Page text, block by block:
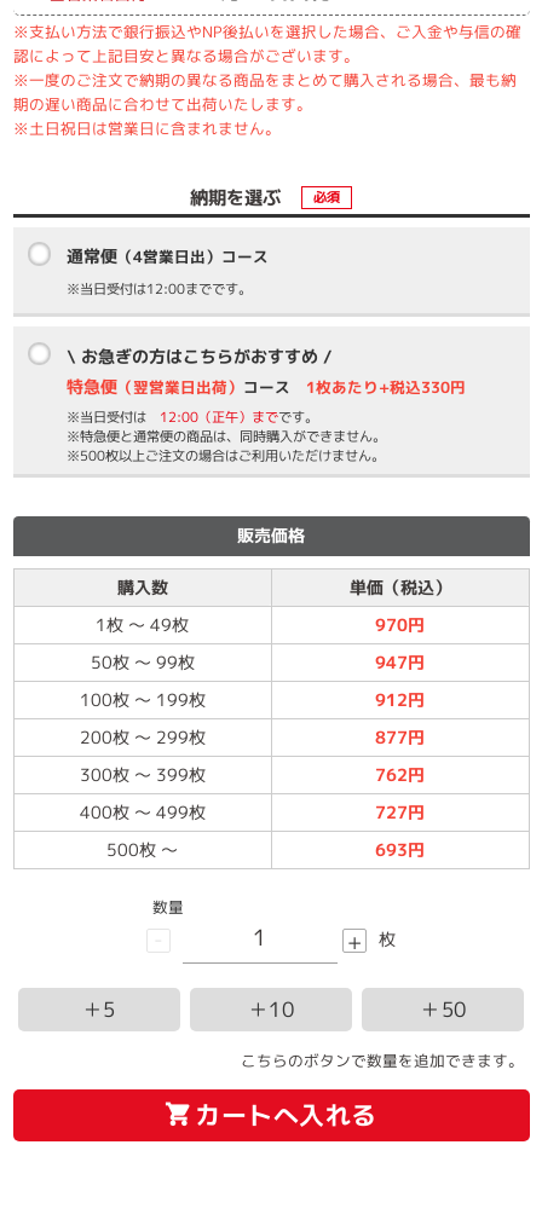
※支払い方法で銀行振込やNP後払いを選択した場合、ご入金や与信の確
認によって上記目安と異なる場合がございます。
※一度のご注文で納期の異なる商品をまとめて購入される場合、最も納
期の遅い商品に合わせて出荷いたします。
※土日祝日は営業日に含まれません。
納期を選ぶ 必須
通常便 （4営業日出）コース
※当日受付は12:00までです。
\ お急ぎの方はこちらがおすすめ /
特急便 （翌営業日出荷） コース 1枚あたり+税込330円
※当日受付は 12:00（正午）までです。
※特急便と通常便の商品は、同時購入ができません。
※500枚以上ご注文の場合はご利用いただけません。
販売価格
購入数
単価（税込）
1枚 ～ 49枚
970円
50枚 ～ 99枚
947円
100枚 ～ 199枚
912円
200枚 ～ 299枚
877円
300枚 ～ 399枚
762円
400枚 ～ 499枚
727円
500枚 ～ 693円
-
数量
+ 枚
＋5 ＋10 ＋50
こちらのボタンで数量を追加できます。
カートへ入れる